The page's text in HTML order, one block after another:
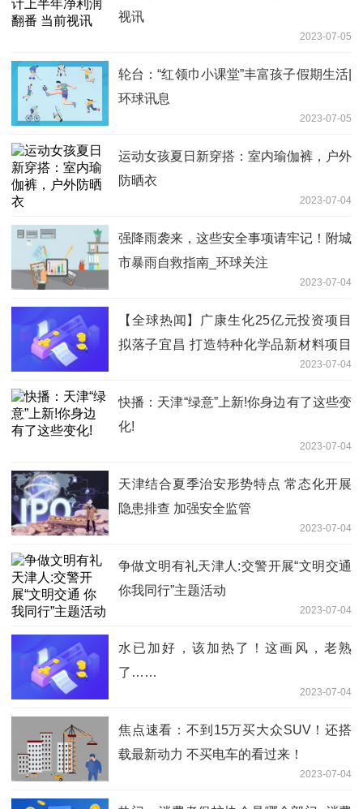
视讯
2023-07-05
轮台：“红领巾小课堂”丰富孩子假期生活|
环球讯息
2023-07-05
运动女孩夏日新穿搭：室内瑜伽裤，户外
防晒衣
2023-07-04
强降雨袭来，这些安全事项请牢记！附城
市暴雨自救指南_环球关注
2023-07-04
【全球热闻】广康生化25亿元投资项目
拟落子宜昌 打造特种化学品新材料项目
2023-07-04
快播：天津“绿意”上新!你身边有了这些变
化!
2023-07-04
天津结合夏季治安形势特点 常态化开展
隐患排查 加强安全监管
2023-07-04
争做文明有礼天津人:交警开展“文明交通
你我同行”主题活动
2023-07-04
水已加好，该加热了！这画风，老熟
了……
2023-07-04
焦点速看：不到15万买大众SUV！还搭
载最新动力 不买电车的看过来！
2023-07-04